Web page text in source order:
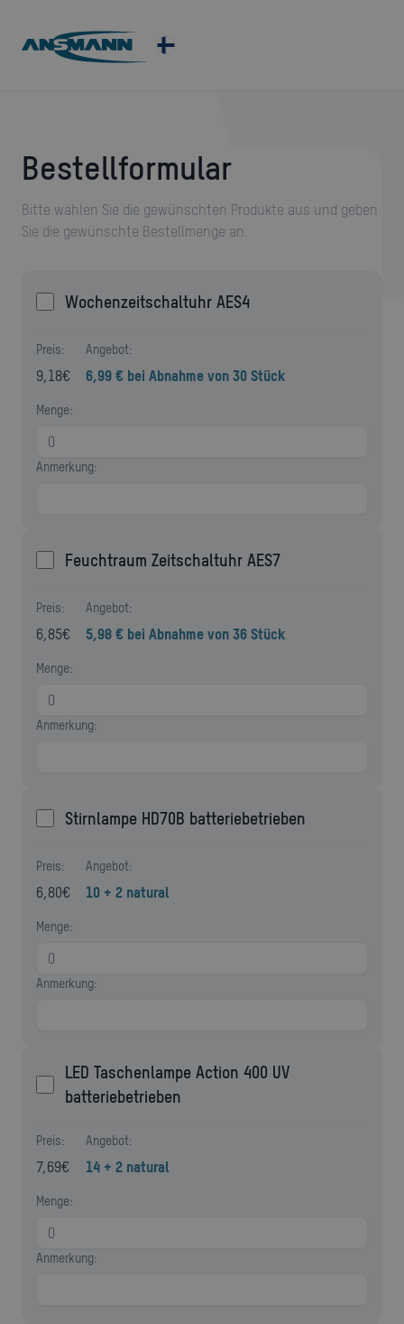
Bestellformular
Bitte wählen Sie die gewünschten Produkte aus und geben
Sie die gewünschte Bestellmenge an.
Wochenzeitschaltuhr AES4
Preis:
9,18€
Angebot:
6,99 € bei Abnahme von 30 Stück
Menge:
Anmerkung:
Feuchtraum Zeitschaltuhr AES7
Preis:
6,85€
Angebot:
5,98 € bei Abnahme von 36 Stück
Menge:
Anmerkung:
Stirnlampe HD70B batteriebetrieben
Preis:
6,80€
Angebot:
10 + 2 natural
Menge:
Anmerkung:
LED Taschenlampe Action 400 UV
batteriebetrieben
Preis:
7,69€
Angebot:
14 + 2 natural
Menge:
Anmerkung: